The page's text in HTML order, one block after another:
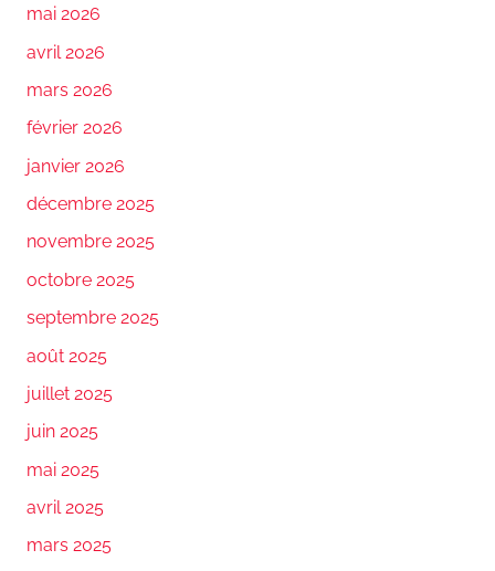
mai 2026
avril 2026
mars 2026
février 2026
janvier 2026
décembre 2025
novembre 2025
octobre 2025
septembre 2025
août 2025
juillet 2025
juin 2025
mai 2025
avril 2025
mars 2025